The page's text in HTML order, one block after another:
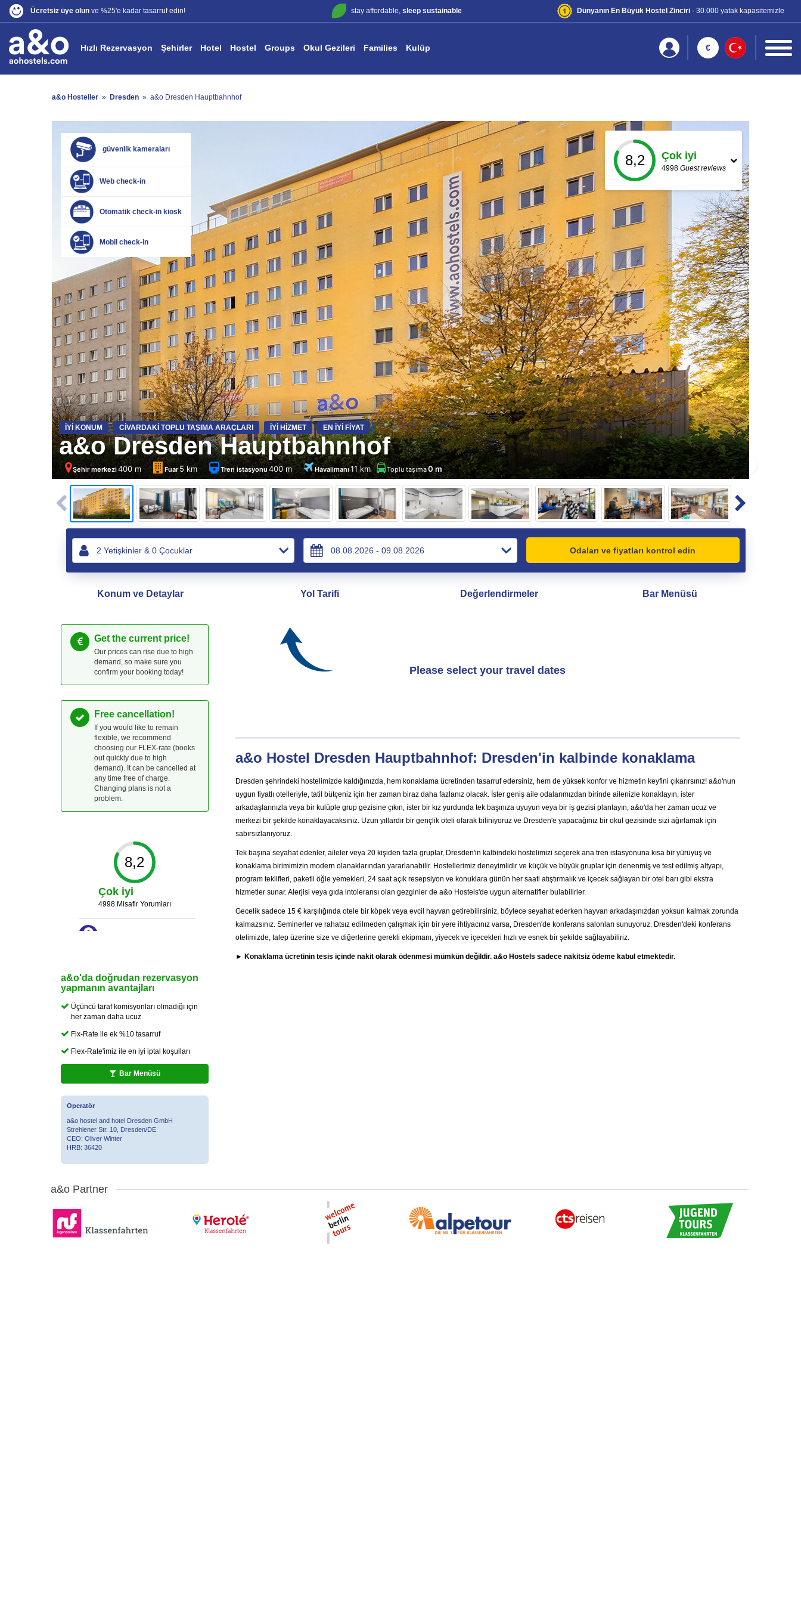
Ücretsiz üye olun ve %25'e kadar tasarruf edin! stay affordable, sleep sustainable Dünyanın En Büyük Hostel Zinciri- 30.000 yatak kapasitemizle
Hızlı Rezervasyon Şehirler Hotel Hostel Groups Okul Gezileri Families Kulüp €
a&o Hosteller » Dresden » a&o Dresden Hauptbahnhof
güvenlik kameraları
Web check-in
Otomatik check-in kiosk
Mobil check-in
İYI KONUM CIVARDAKI TOPLU TAŞIMA ARAÇLARI İYI HIZMET EN İYI FIYAT
a&o Dresden Hauptbahnhof
Şehir merkezi400 m Fuar 5 km Tren istasyonu 400 m Havalimanı11 km Toplu taşıma0 m
8,2 Çok iyi
4998Guest reviews
Odaları ve fiyatları kontrol edin
Konum ve Detaylar Yol Tarifi Değerlendirmeler Bar Menüsü
Get the current price!
Our prices can rise due to high
demand, so make sure you
confirm your booking today!
Free cancellation!
If you would like to remain
flexible, we recommend
choosing our FLEX-rate (books
out quickly due to high
demand). It can be cancelled at
any time free of charge.
Changing plans is not a
problem.
8,2
Çok iyi
4998 Misafir Yorumları
a&o'da doğrudan rezervasyon
yapmanın avantajları
Üçüncü taraf komisyonları olmadığı için
her zaman daha ucuz
Fix-Rate ile ek %10 tasarruf
Flex-Rate'imiz ile en iyi iptal koşulları
Bar Menüsü
Operatör
a&o hostel and hotel Dresden GmbH
Strehlener Str. 10, Dresden/DE
CEO: Oliver Winter
HRB: 36420
Please select your travel dates
a&o Hostel Dresden Hauptbahnhof: Dresden'in kalbinde konaklama
Dresden şehrindeki hostelimizde kaldığınızda, hem konaklama ücretinden tasarruf edersiniz, hem de yüksek konfor ve hizmetin keyfini çıkarırsınız! a&o'nun
uygun fiyatlı otelleriyle, tatil bütçeniz için her zaman biraz daha fazlanız olacak. İster geniş aile odalarımızdan birinde ailenizle konaklayın, ister
arkadaşlarınızla veya bir kulüple grup gezisine çıkın, ister bir kız yurdunda tek başınıza uyuyun veya bir iş gezisi planlayın, a&o'da her zaman ucuz ve
merkezi bir şekilde konaklayacaksınız. Uzun yıllardır bir gençlik oteli olarak biliniyoruz ve Dresden'e yapacağınız bir okul gezisinde sizi ağırlamak için
sabırsızlanıyoruz.
Tek başına seyahat edenler, aileler veya 20 kişiden fazla gruplar, Dresden'in kalbindeki hostelimizi seçerek ana tren istasyonuna kısa bir yürüyüş ve
konaklama birimimizin modern olanaklarından yararlanabilir. Hostellerimiz deneyimlidir ve küçük ve büyük gruplar için denenmiş ve test edilmiş altyapı,
program teklifleri, paketli öğle yemekleri, 24 saat açık resepsiyon ve konuklara günün her saati atıştırmalık ve içecek sağlayan bir otel barı gibi ekstra
hizmetler sunar. Alerjisi veya gıda intoleransı olan gezginler de a&o Hostels'de uygun alternatifler bulabilirler.
Gecelik sadece 15 € karşılığında otele bir köpek veya evcil hayvan getirebilirsiniz, böylece seyahat ederken hayvan arkadaşınızdan yoksun kalmak zorunda
kalmazsınız. Seminerler ve rahatsız edilmeden çalışmak için bir yere ihtiyacınız varsa, Dresden'de konferans salonları sunuyoruz. Dresden'deki konferans
otelimizde, talep üzerine size ve diğerlerine gerekli ekipmanı, yiyecek ve içecekleri hızlı ve esnek bir şekilde sağlayabiliriz.
► Konaklama ücretinin tesis içinde nakit olarak ödenmesi mümkün değildir. a&o Hostels sadece nakitsiz ödeme kabul etmektedir.
a&o Partner